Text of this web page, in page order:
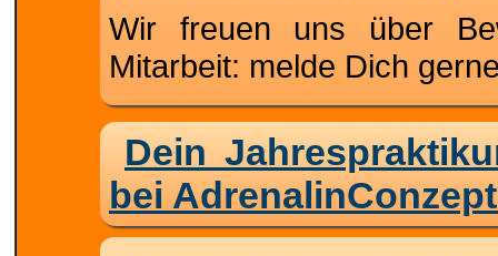
Wir freuen uns über
Mitarbeit: melde Dich
Dein
bei